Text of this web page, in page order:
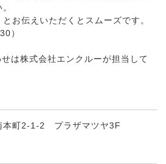
お伝えいただくとスムーズです。
）
は株式会社エンクルーが担当して
本町2-1-2 プラザマツヤ3F